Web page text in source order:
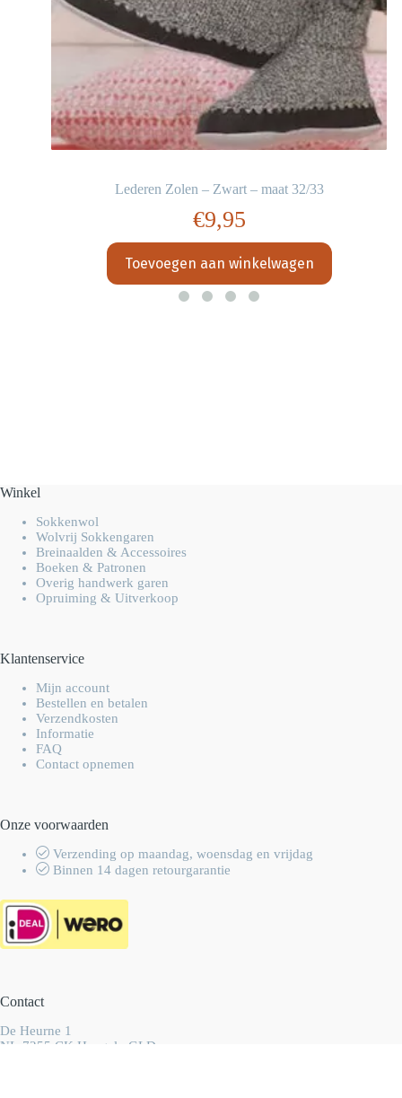
Lederen Zolen – Zwart – maat 32/33
€9,95
Toevoegen aan winkelwagen
Winkel
Sokkenwol
Wolvrij Sokkengaren
Breinaalden & Accessoires
Boeken & Patronen
Overig handwerk garen
Opruiming & Uitverkoop
Klantenservice
Mijn account
Bestellen en betalen
Verzendkosten
Informatie
FAQ
Contact opnemen
Onze voorwaarden
Verzending op maandag, woensdag en vrijdag
Binnen 14 dagen retourgarantie
Contact
De Heurne 1
NL-7255 CK Hengelo GLD